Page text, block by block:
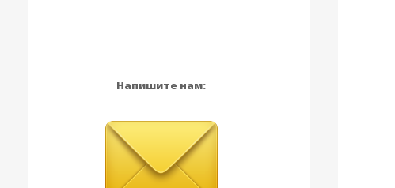
Напишите нам: